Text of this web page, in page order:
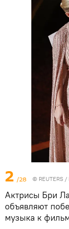
2 /28 © REUTERS /
Актрисы Бри
объявляют
музыка к